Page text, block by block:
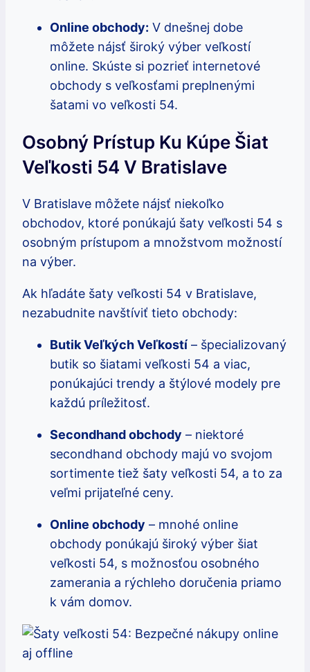
Online obchody: V dnešnej dobe
môžete nájsť široký výber veľkostí
online. Skúste si pozrieť internetové
obchody s veľkosťami preplnenými
šatami vo veľkosti 54.
Osobný Prístup Ku Kúpe Šiat
Veľkosti 54 V Bratislave
V Bratislave môžete nájsť niekoľko
obchodov, ktoré ponúkajú šaty veľkosti 54 s
osobným prístupom a množstvom možností
na výber.
Ak hľadáte šaty veľkosti 54 v Bratislave,
nezabudnite navštíviť tieto obchody:
Butik Veľkých Veľkostí – špecializovaný
butik so šiatami veľkosti 54 a viac,
ponúkajúci trendy a štýlové modely pre
každú príležitosť.
Secondhand obchody – niektoré
secondhand obchody majú vo svojom
sortimente tiež šaty veľkosti 54, a to za
veľmi prijateľné ceny.
Online obchody – mnohé online
obchody ponúkajú široký výber šiat
veľkosti 54, s možnosťou osobného
zamerania a rýchleho doručenia priamo
k vám domov.